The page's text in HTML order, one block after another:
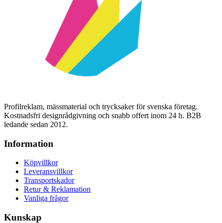
Profilreklam, mässmaterial och trycksaker för svenska företag.
Kostnadsfri designrådgivning och snabb offert inom 24 h. B2B
ledande sedan 2012.
Information
Köpvillkor
Leveransvillkor
Transportskador
Retur & Reklamation
Vanliga frågor
Kunskap